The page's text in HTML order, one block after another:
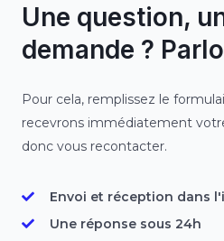
Une question,
demande ?
Pour cela, remplissez le
recevrons immédiatement
donc vous recontacter.
Envoi et réception dans
Une réponse sous 24h